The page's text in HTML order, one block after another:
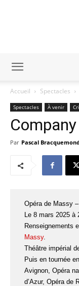
Accueil Spectacles
Spectacles À venir
Company
Par Pascal
Opéra de Massy
Le 8 mars 2025 à
Renseignements
Massy.
Théâtre impérial
Puis en tournée
Avignon, Opéra
d’Azur, Opéra de